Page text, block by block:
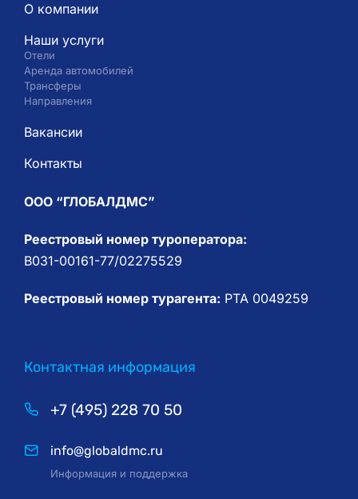
О компании
Наши услуги
Отели
Аренда автомобилей
Трансферы
Направления
Вакансии
Контакты
ООО “ГЛОБАЛДМС”
Реестровый номер туроператора:
В031-00161-77/02275529
Реестровый номер турагента: РТА 0049259
Контактная информация
+7 (495) 228 70 50
info@globaldmc.ru
Информация и поддержка